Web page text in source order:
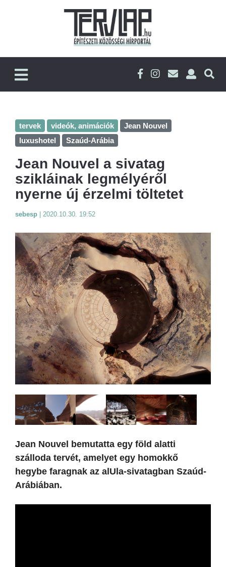
tervek videók, animációk
Jean Nouvel
luxushotel
Szaúd-Arábia
Jean Nouvel a sivatag
szikláinak legmélyéről
nyerne új érzelmi töltetet
sebesp 2020.10.30. 19:52
Jean Nouvel bemutatta egy föld alatti
szálloda tervét, amelyet egy homokkő
hegybe faragnak az alUla-sivatagban Szaúd-
Arábiában.